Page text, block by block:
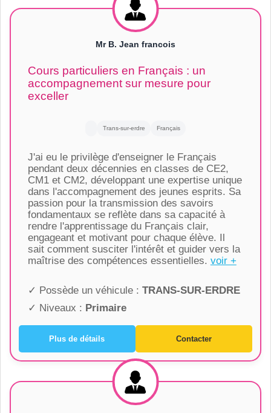
Mr B. Jean francois
Cours particuliers en Français : un
accompagnement sur mesure pour
exceller
Trans-sur-erdre Français
J'ai eu le privilège d'enseigner le Français
pendant deux décennies en classes de CE2,
CM1 et CM2, développant une expertise unique
dans l'accompagnement des jeunes esprits. Sa
passion pour la transmission des savoirs
fondamentaux se reflète dans sa capacité à
rendre l'apprentissage du Français clair,
engageant et motivant pour chaque élève. Il
sait comment susciter l'intérêt et guider vers la
maîtrise des compétences essentielles. voir +
✓ Possède un véhicule : TRANS-SUR-ERDRE
✓ Niveaux : Primaire
Plus de détails Contacter